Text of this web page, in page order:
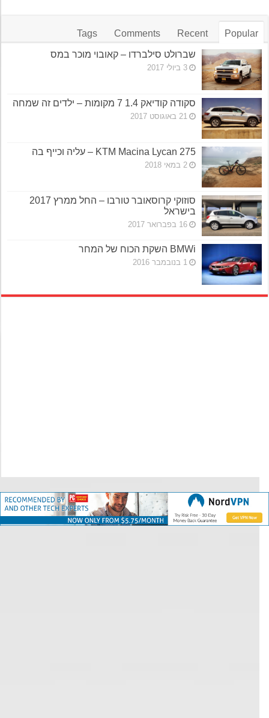
Popular
Recent
Comments
Tags
שברולט סילברדו – קאובוי מוכר במס
3 ביולי 2017
סקודה קודיאק 1.4 7 מקומות – ילדים זה שמחה
21 באוגוסט 2017
KTM Macina Lycan 275 – עליה וכייף בה
2 במאי 2018
סוזוקי קרוסאובר טורבו – החל ממרץ 2017
בישראל
16 בפברואר 2017
BMWi השקת הכוח של המחר
1 בנובמבר 2016